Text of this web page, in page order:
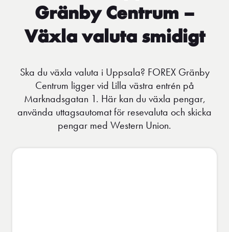
Gränby Centrum –
Växla valuta smidigt
Ska du växla valuta i Uppsala? FOREX Gränby
Centrum ligger vid Lilla västra entrén på
Marknadsgatan 1. Här kan du växla pengar,
använda uttagsautomat för resevaluta och skicka
pengar med Western Union.